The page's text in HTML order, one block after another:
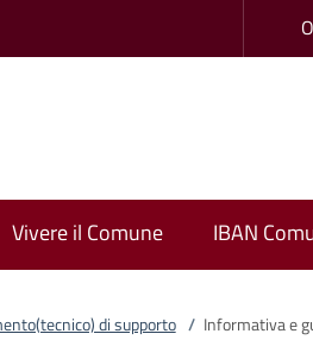
Vivere il Comune IBAN
di supporto / Informativa e